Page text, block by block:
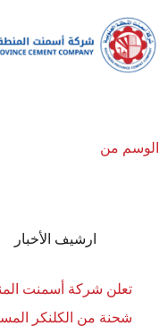
الوسم من
ارشيف الأخبار
تعلن شركة أسمنت
شحنة من الكلنكر